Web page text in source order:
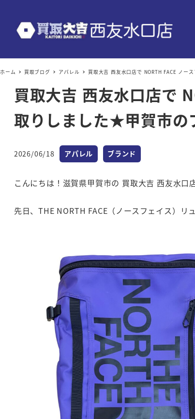
ホーム 買取ブログ アパレル 買取大吉 西友水口店で NORTH FACE ノー
買取大吉 西友水口店で
取りしました★甲賀市の
投稿日
2026/06/18 カテゴリー
アパレル カテゴリー
ブランド
こんにちは！滋賀県甲賀市の 買取大吉 西友水口
先日、THE NORTH FACE（ノースフェイス）